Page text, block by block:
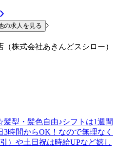
の求人を見る
株式会社あきんどスシロー）
型・髪色自由♪シフトは1週間
時間からOK！なので無理なく
）や土日祝は時給UPなど嬉し